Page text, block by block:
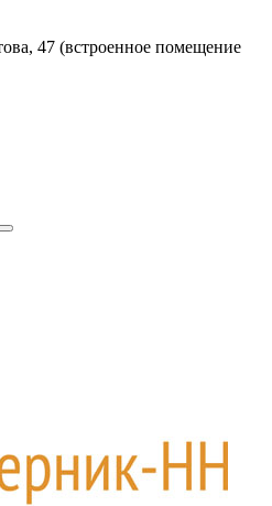
47 (встроенное помещение